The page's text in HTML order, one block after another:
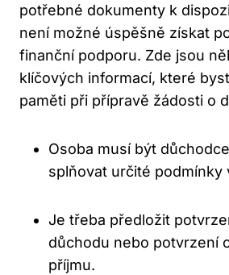
potřebné dokumenty k
není možné úspěšně získat
finanční podporu. Zde jsou
klíčových informací, které
paměti při přípravě žádosti o
Osoba musí být
splňovat určité podmínky
Je třeba předložit
důchodu nebo potvrzení
příjmu.